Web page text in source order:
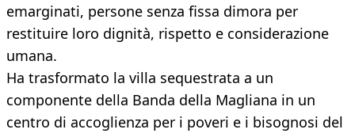
emarginati, persone senza fissa dimora per
restituire loro dignità, rispetto e considerazione
umana.
Ha trasformato la villa sequestrata a un
componente della Banda della Magliana in un
centro di accoglienza per i poveri e i bisognosi del